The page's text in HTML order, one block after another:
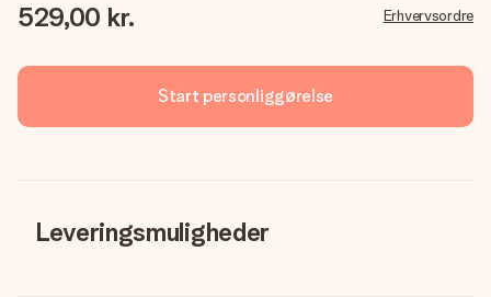
529,00 kr. Erhvervsordre
Start personliggørelse
Leveringsmuligheder